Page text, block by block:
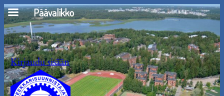
Siirry
sisältöön
Kirjaudu sisään
Päävalikko